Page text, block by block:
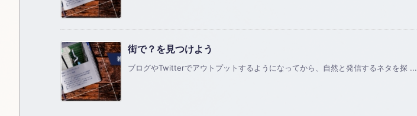
街で？を見つけよう
ブログやTwitterでアウトプットするようになってから、自然と発信するネタを探 ...